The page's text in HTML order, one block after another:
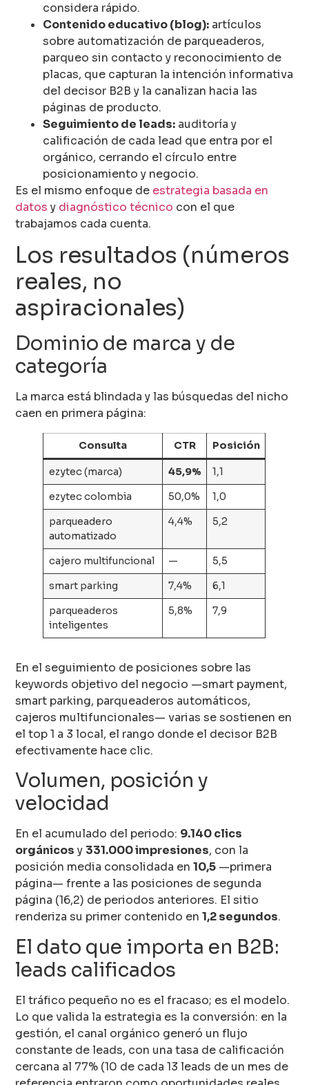
considera rápido.
Contenido educativo (blog): artículos
sobre automatización de parqueaderos,
parqueo sin contacto y reconocimiento de
placas, que capturan la intención informativa
del decisor B2B y la canalizan hacia las
páginas de producto.
Seguimiento de leads: auditoría y
calificación de cada lead que entra por el
orgánico, cerrando el círculo entre
posicionamiento y negocio.
Es el mismo enfoque de estrategia basada en
datos y diagnóstico técnico con el que
trabajamos cada cuenta.
Los resultados (números
reales, no
aspiracionales)
Dominio de marca y de
categoría
La marca está blindada y las búsquedas del nicho
caen en primera página:
Consulta CTR Posición
ezytec (marca) 45,9%
1,1
ezytec colombia
50,0%
1,0
parqueadero
automatizado
4,4% 5,2
cajero multifuncional —
5,5
smart parking
7,4%
6,1
parqueaderos
inteligentes
5,8% 7,9
En el seguimiento de posiciones sobre las
keywords objetivo del negocio —smart payment,
smart parking, parqueaderos automáticos,
cajeros multifuncionales— varias se sostienen en
el top 1 a 3 local, el rango donde el decisor B2B
efectivamente hace clic.
Volumen, posición y
velocidad
En el acumulado del periodo: 9.140 clics
orgánicos y 331.000 impresiones, con la
posición media consolidada en10,5 —primera
página— frente a las posiciones de segunda
página (16,2) de periodos anteriores. El sitio
renderiza su primer contenido en1,2 segundos.
El dato que importa en B2B:
leads calificados
El tráfico pequeño no es el fracaso; es el modelo.
Lo que valida la estrategia es la conversión: en la
gestión, el canal orgánico generó un flujo
constante de leads, con una tasa de calificación
cercana al 77% (10 de cada 13 leads de un mes de